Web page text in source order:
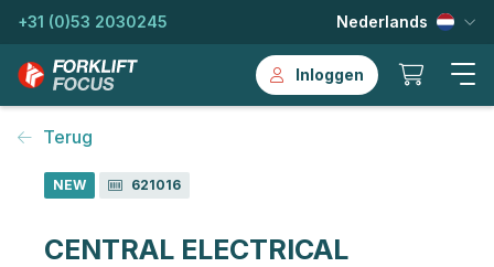
+31 (0)53 2030245 Nederlands
Inloggen
Terug
NEW 621016
CENTRAL ELECTRICAL